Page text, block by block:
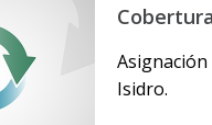
Isidro.